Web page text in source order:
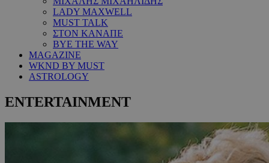
LADY MAXWELL
MUST TALK
ΣΤΟΝ ΚΑΝΑΠΕ
BYE THE WAY
MAGAZINE
WKND BY MUST
ASTROLOGY
ENTERTAINMENT